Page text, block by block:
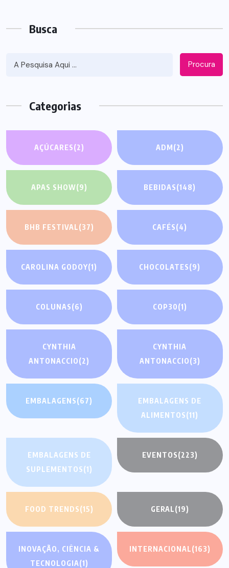
Busca
Procura
Categorias
AÇÚCARES(2) ADM(2)
APAS SHOW(9) BEBIDAS(148)
BHB FESTIVAL(37) CAFÉS(4)
CAROLINA GODOY(1) CHOCOLATES(9)
COLUNAS(6) COP30(1)
CYNTHIA
ANTONACCIO(2)
CYNTHIA
ANTONACCIO(3)
EMBALAGENS(67)
EMBALAGENS DE
ALIMENTOS(11)
EMBALAGENS DE
SUPLEMENTOS(1)
EVENTOS(223)
FOOD TRENDS(15) GERAL(19)
INOVAÇÃO, CIÊNCIA &
TECNOLOGIA(1)
INTERNACIONAL(163)